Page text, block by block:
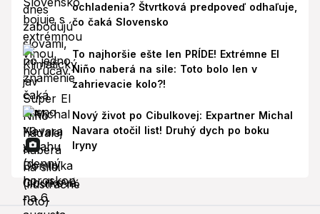
ochladenia? Štvrtková predpoveď odhaľuje,
čo čaká Slovensko
To najhoršie ešte len PRÍDE! Extrémne El
Niño naberá na sile: Toto bolo len v
zahrievacie kolo?!
Nový život po Cibulkovej: Expartner Michal
Navara otočil list! Druhý dych po boku
Iryny